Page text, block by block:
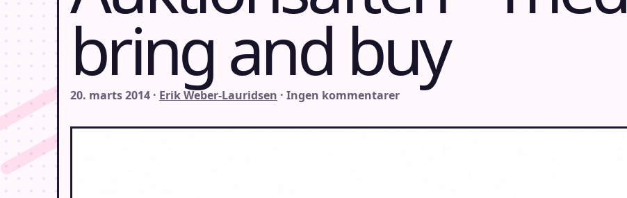
bring and buy
20. marts 2014 · Erik Weber-Lauridsen · Ingen kommentarer